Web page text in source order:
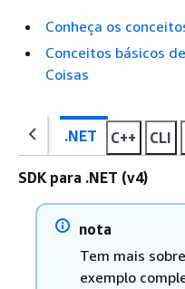
Conheça os
Conceitos básicos
Coisas
.NET C++ CLI
SDK para .NET (v4)
nota
Tem mais
exemplo